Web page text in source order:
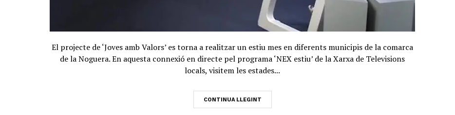
El projecte de ‘Joves amb Valors’ es torna a realitzar un estiu mes en diferents municipis de la comarca
de la Noguera. En aquesta connexió en directe pel programa ‘NEX estiu’ de la Xarxa de Televisions
locals, visitem les estades...
CONTINUA LLEGINT